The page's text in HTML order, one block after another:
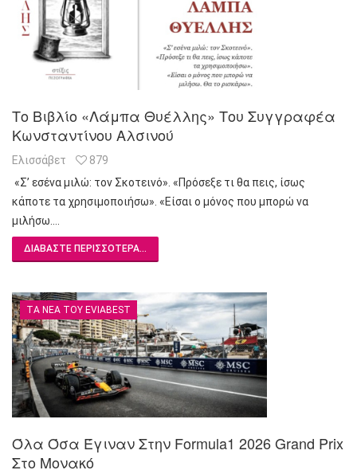
Το Βιβλίο «Λάμπα Θυέλλης» Του Συγγραφέα
Κωνσταντίνου Αλσινού
Ελισσάβετ
879
«Σ’ εσένα μιλώ: τον Σκοτεινό». «Πρόσεξε τι θα πεις, ίσως
κάποτε τα χρησιμοποιήσω». «Είσαι ο μόνος που μπορώ να
μιλήσω.…
ΔΙΑΒΆΣΤΕ ΠΕΡΙΣΣΌΤΕΡΑ...
ΤΑ ΝΈΑ ΤΟΥ EVIABEST
Όλα Όσα Έγιναν Στην Formula1 2026 Grand Prix
Στο Μονακό